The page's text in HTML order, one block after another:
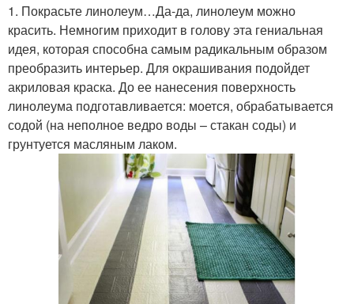
1. Покрасьте линолеум…Да-да, линолеум можно
красить. Немногим приходит в голову эта гениальная
идея, которая способна самым радикальным образом
преобразить интерьер. Для окрашивания подойдет
акриловая краска. До ее нанесения поверхность
линолеума подготавливается: моется, обрабатывается
содой (на неполное ведро воды – стакан соды) и
грунтуется масляным лаком.